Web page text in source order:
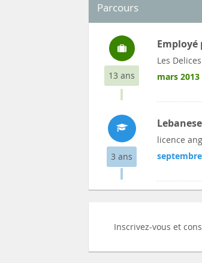
Parcours
13 ans
Les
mars
3 ans
licence
Inscrivez-vous et